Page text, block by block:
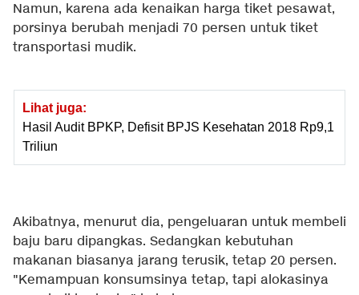
Namun, karena ada kenaikan harga tiket pesawat,
porsinya berubah menjadi 70 persen untuk tiket
transportasi mudik.
Lihat juga:
Hasil Audit BPKP, Defisit BPJS Kesehatan 2018 Rp9,1
Triliun
Akibatnya, menurut dia, pengeluaran untuk membeli
baju baru dipangkas. Sedangkan kebutuhan
makanan biasanya jarang terusik, tetap 20 persen.
"Kemampuan konsumsinya tetap, tapi alokasinya